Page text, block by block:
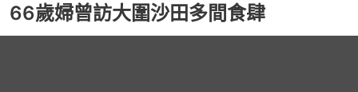
66歲婦曾訪大圍沙田多間食肆